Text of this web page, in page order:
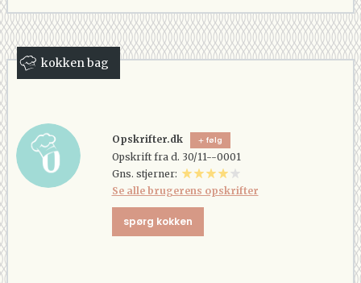
kokken bag
Opskrifter.dk følg
Opskrift fra d. 30/11--0001
Gns. stjerner:
Se alle brugerens opskrifter
spørg kokken